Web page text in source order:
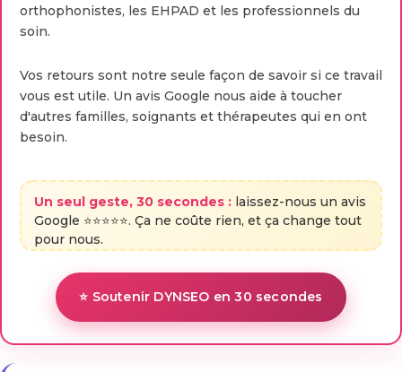
orthophonistes, les EHPAD et les professionnels du
soin.
Vos retours sont notre seule façon de savoir si ce travail
vous est utile. Un avis Google nous aide à toucher
d'autres familles, soignants et thérapeutes qui en ont
besoin.
Un seul geste, 30 secondes : laissez-nous un avis
Google ⭐⭐⭐⭐⭐. Ça ne coûte rien, et ça change tout
pour nous.
⭐ Soutenir DYNSEO en 30 secondes